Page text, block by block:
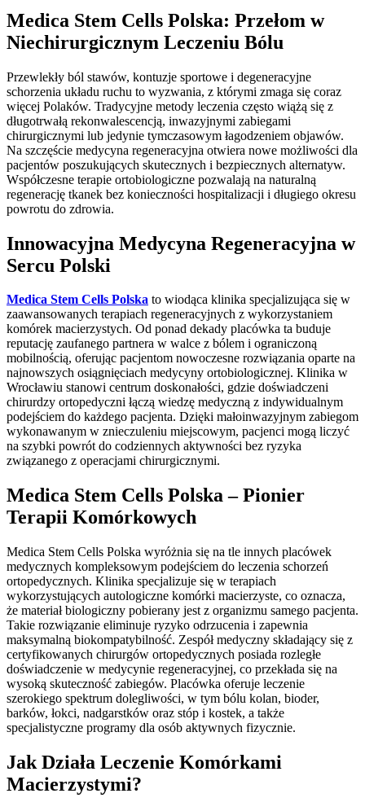
Medica Stem Cells Polska: Przełom w
Niechirurgicznym Leczeniu Bólu
Przewlekły ból stawów, kontuzje sportowe i degeneracyjne
schorzenia układu ruchu to wyzwania, z którymi zmaga się coraz
więcej Polaków. Tradycyjne metody leczenia często wiążą się z
długotrwałą rekonwalescencją, inwazyjnymi zabiegami
chirurgicznymi lub jedynie tymczasowym łagodzeniem objawów.
Na szczęście medycyna regeneracyjna otwiera nowe możliwości dla
pacjentów poszukujących skutecznych i bezpiecznych alternatyw.
Współczesne terapie ortobiologiczne pozwalają na naturalną
regenerację tkanek bez konieczności hospitalizacji i długiego okresu
powrotu do zdrowia.
Innowacyjna Medycyna Regeneracyjna w
Sercu Polski
Medica Stem Cells Polska to wiodąca klinika specjalizująca się w
zaawansowanych terapiach regeneracyjnych z wykorzystaniem
komórek macierzystych. Od ponad dekady placówka ta buduje
reputację zaufanego partnera w walce z bólem i ograniczoną
mobilnością, oferując pacjentom nowoczesne rozwiązania oparte na
najnowszych osiągnięciach medycyny ortobiologicznej. Klinika w
Wrocławiu stanowi centrum doskonałości, gdzie doświadczeni
chirurdzy ortopedyczni łączą wiedzę medyczną z indywidualnym
podejściem do każdego pacjenta. Dzięki małoinwazyjnym zabiegom
wykonawanym w znieczuleniu miejscowym, pacjenci mogą liczyć
na szybki powrót do codziennych aktywności bez ryzyka
związanego z operacjami chirurgicznymi.
Medica Stem Cells Polska – Pionier
Terapii Komórkowych
Medica Stem Cells Polska wyróżnia się na tle innych placówek
medycznych kompleksowym podejściem do leczenia schorzeń
ortopedycznych. Klinika specjalizuje się w terapiach
wykorzystujących autologiczne komórki macierzyste, co oznacza,
że materiał biologiczny pobierany jest z organizmu samego pacjenta.
Takie rozwiązanie eliminuje ryzyko odrzucenia i zapewnia
maksymalną biokompatybilność. Zespół medyczny składający się z
certyfikowanych chirurgów ortopedycznych posiada rozległe
doświadczenie w medycynie regeneracyjnej, co przekłada się na
wysoką skuteczność zabiegów. Placówka oferuje leczenie
szerokiego spektrum dolegliwości, w tym bólu kolan, bioder,
barków, łokci, nadgarstków oraz stóp i kostek, a także
specjalistyczne programy dla osób aktywnych fizycznie.
Jak Działa Leczenie Komórkami
Macierzystymi?